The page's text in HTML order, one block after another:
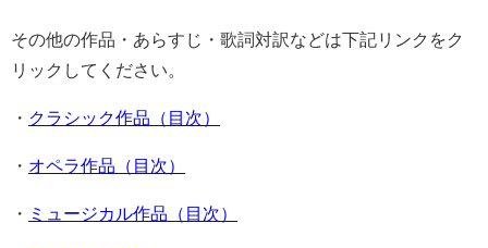
その他の作品・あらすじ・歌詞対訳などは下記リンクをク
リックしてください。
・ クラシック作品（目次）
・ オペラ作品（目次）
・ ミュージカル作品（目次）